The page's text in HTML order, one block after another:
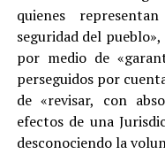
quienes
seguridad del
por medio de
perseguidos por
de «revisar, con
efectos de una
desconociendo la